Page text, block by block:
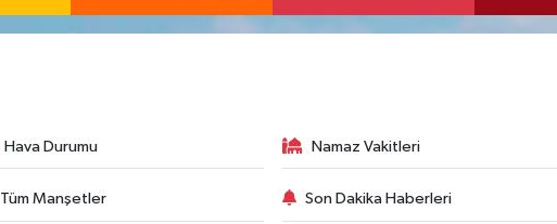
Hava Durumu Namaz Vakitleri
Tüm Manşetler Son Dakika Haberleri